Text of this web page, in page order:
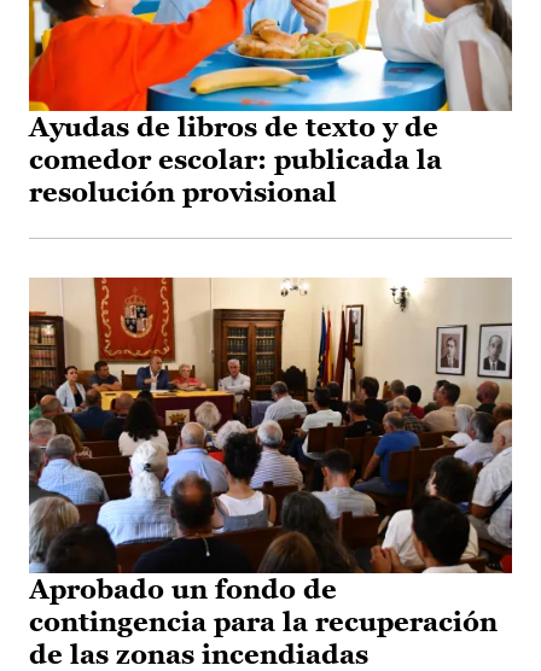
Ayudas de libros de texto y de
comedor escolar: publicada la
resolución provisional
Aprobado un fondo de
contingencia para la recuperación
de las zonas incendiadas